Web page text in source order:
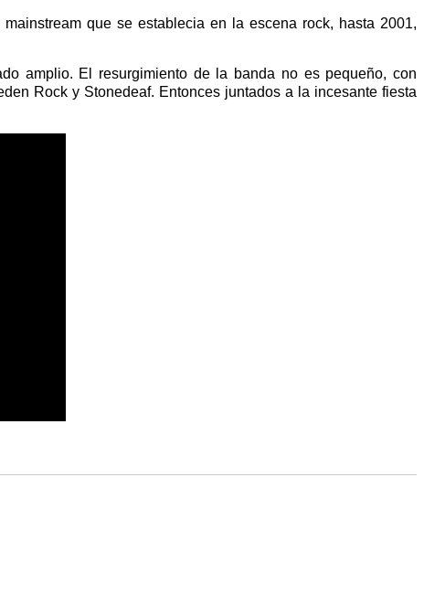
que se establecia en la escena rock, hasta 2001,
amplio. El resurgimiento de la banda no es pequeño, con
Rock y Stonedeaf. Entonces juntados a la incesante fiesta